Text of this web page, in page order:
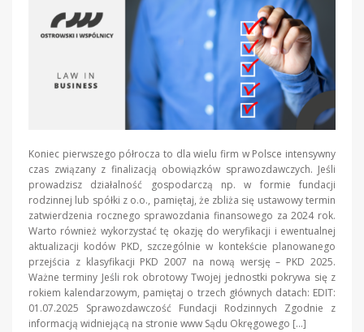
Koniec pierwszego półrocza to dla wielu firm w Polsce intensywny
czas związany z finalizacją obowiązków sprawozdawczych. Jeśli
prowadzisz działalność gospodarczą np. w formie fundacji
rodzinnej lub spółki z o.o., pamiętaj, że zbliża się ustawowy termin
zatwierdzenia rocznego sprawozdania finansowego za 2024 rok.
Warto również wykorzystać tę okazję do weryfikacji i ewentualnej
aktualizacji kodów PKD, szczególnie w kontekście planowanego
przejścia z klasyfikacji PKD 2007 na nową wersję – PKD 2025.
Ważne terminy Jeśli rok obrotowy Twojej jednostki pokrywa się z
rokiem kalendarzowym, pamiętaj o trzech głównych datach: EDIT:
01.07.2025 Sprawozdawczość Fundacji Rodzinnych Zgodnie z
informacją widniejącą na stronie www Sądu Okręgowego […]